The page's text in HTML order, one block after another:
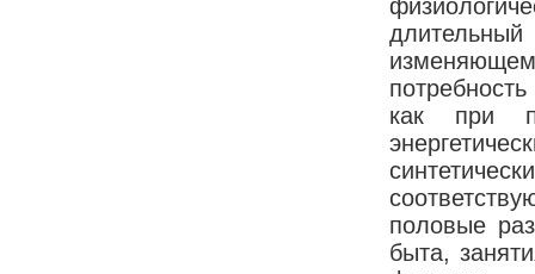
длительный
как при
половые
быта,